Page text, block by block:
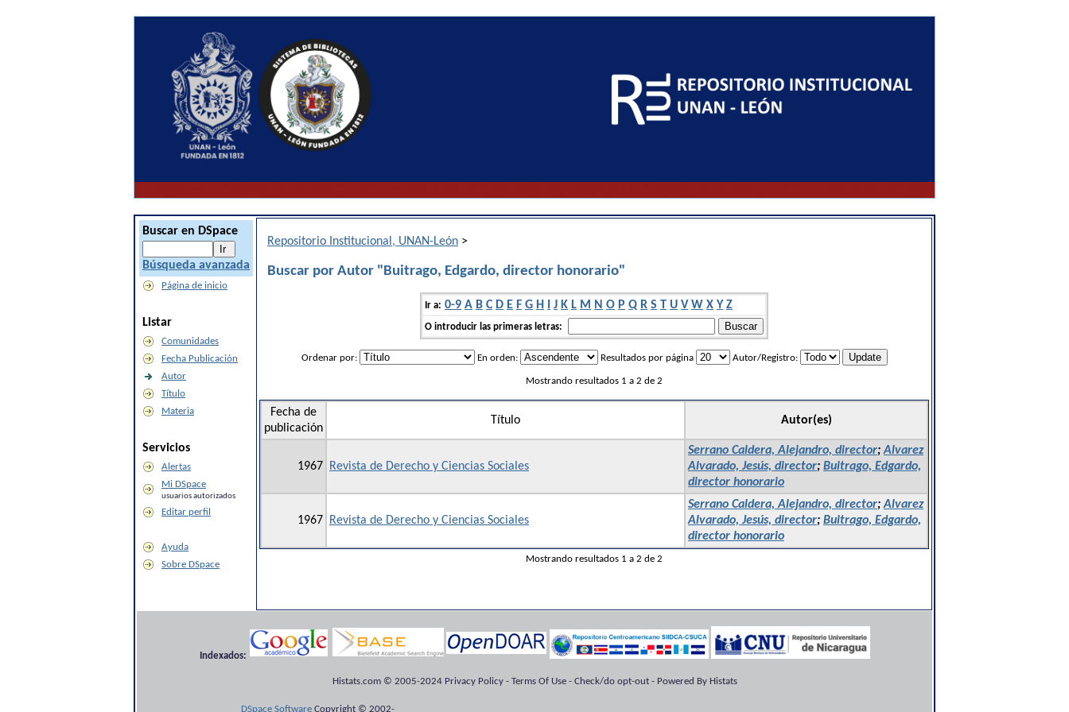
Buscar en DSpace
Búsqueda avanzada
Página de inicio
Listar
Comunidades
Fecha Publicación
Autor
Título
Materia
Servicios
Alertas
Mi DSpace
usuarios autorizados
Editar perfil
Ayuda
Sobre DSpace
Repositorio Institucional, UNAN-León >
Buscar por Autor "Buitrago, Edgardo, director honorario"
Ir a: 0-9 A B C D E F G H I J K L M N O P Q R S T U V W X Y Z
O introducir las primeras letras:
Ordenar por: En orden: Resultados por página Autor/Registro:
Mostrando resultados 1 a 2 de 2
Fecha de
publicación
Título Autor(es)
1967 Revista de Derecho y Ciencias Sociales
Serrano Caldera, Alejandro, director;Alvarez
Alvarado, Jesús, director; Buitrago, Edgardo,
director honorario
1967 Revista de Derecho y Ciencias Sociales
Serrano Caldera, Alejandro, director;Alvarez
Alvarado, Jesús, director; Buitrago, Edgardo,
director honorario
Mostrando resultados 1 a 2 de 2
Indexados:
Histats.com © 2005-2024 Privacy Policy - Terms Of Use - Check/do opt-out - Powered By Histats
DSpace SoftwareCopyright © 2002-